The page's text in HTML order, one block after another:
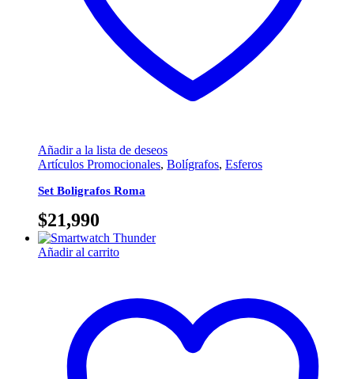
Añadir a la lista de deseos
Artículos Promocionales, Bolígrafos, Esferos
Set Boligrafos Roma
$21,990
Añadir al carrito